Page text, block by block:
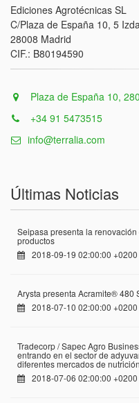
Ediciones Agrotécnicas SL
C/Plaza de España 10, 5
28008 Madrid
CIF.: B80194590
Plaza de España 10,
+34 91 5473515
info@terralia.com
Últimas Noticias
Seipasa presenta la
productos
2018-09-19 02:00:00 +0200
Arysta presenta Acramite® 480
2018-07-10 02:00:00 +0200
Tradecorp / Sapec Agro
entrando en el sector de
diferentes mercados de
2018-07-06 02:00:00 +0200